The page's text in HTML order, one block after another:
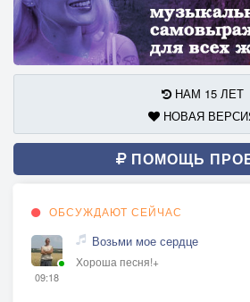
НАМ 15 ЛЕТ
НОВАЯ
ПОМОЩЬ
ОБСУЖДАЮТ СЕЙЧАС
09:18
Возьми мое сердце
Хороша песня!+